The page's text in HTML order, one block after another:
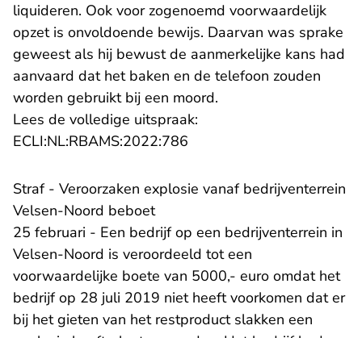
liquideren. Ook voor zogenoemd voorwaardelijk
opzet is onvoldoende bewijs. Daarvan was sprake
geweest als hij bewust de aanmerkelijke kans had
aanvaard dat het baken en de telefoon zouden
worden gebruikt bij een moord.
Lees de volledige uitspraak:
ECLI:NL:RBAMS:2022:786
Straf - Veroorzaken explosie vanaf bedrijventerrein
Velsen-Noord beboet
25 februari - Een bedrijf op een bedrijventerrein in
Velsen-Noord is veroordeeld tot een
voorwaardelijke boete van 5000,- euro omdat het
bedrijf op 28 juli 2019 niet heeft voorkomen dat er
bij het gieten van het restproduct slakken een